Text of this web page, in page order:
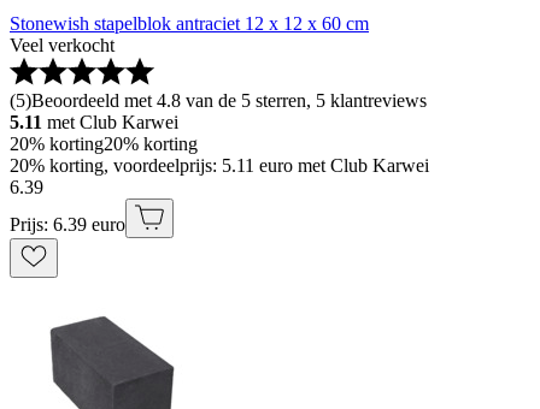
Stonewish stapelblok antraciet 12 x 12 x 60 cm
Veel verkocht
(5)Beoordeeld met 4.8 van de 5 sterren, 5 klantreviews
5.11 met Club Karwei
20% korting20% korting
20% korting, voordeelprijs: 5.11 euro met Club Karwei
6.39
Prijs: 6.39 euro